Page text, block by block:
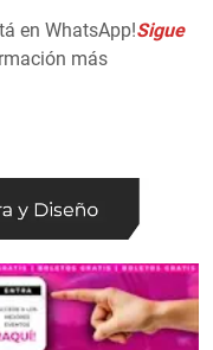
en WhatsApp!Sigue
más